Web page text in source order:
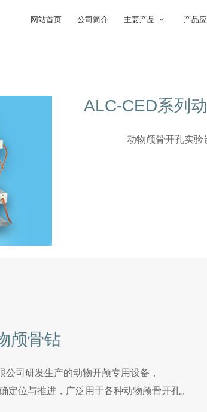
网站首页 公司简介 主要产品 产品
ALC-CED系列
动物颅骨开孔实验
颅骨钻
司研发生产的动物开颅专用设备，
位与推进，广泛用于各种动物颅骨开孔。